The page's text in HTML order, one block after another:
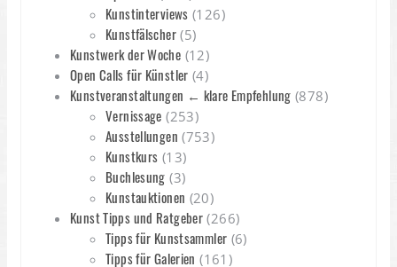
Kunstinterviews (126)
Kunstfälscher(5)
Kunstwerk der Woche (12)
Open Calls für Künstler (4)
Kunstveranstaltungen ← klare Empfehlung (878)
Vernissage (253)
Ausstellungen (753)
Kunstkurs (13)
Buchlesung (3)
Kunstauktionen (20)
Kunst Tipps und Ratgeber (266)
Tipps für Kunstsammler (6)
Tipps für Galerien (161)